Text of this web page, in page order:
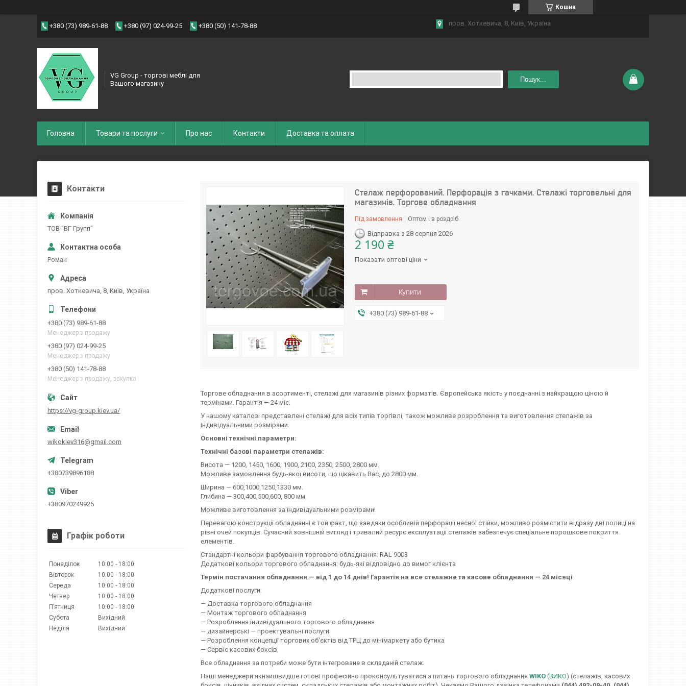
Кошик
+380 (73) 989-61-88 +380 (97) 024-99-25 +380 (50) 141-78-88 пров. Хоткевича, 8, Київ, Україна
VG Group - торгові меблі для
Вашого магазину
Пошук...
Головна Товари та послуги Про нас Контакти Доставка та оплата
Стелаж перфорований. Перфорація з гачками. Стелажі торговельні для
магазинів. Торгове обладнання
Під замовлення Оптом і в роздріб
Відправка з 28 серпня 2026
2 190 ₴
Показати оптові ціни
Купити
+380 (73) 989-61-88
Торгове обладнання в асортименті, стелажі для магазинів різних форматів. Європейська якість у поєднанні з найкращою ціною й
термінами. Гарантія — 24 міс.
У нашому каталозі представлені стелажі для всіх типів торгівлі, також можливе розроблення та виготовлення стелажів за
індивідуальними розмірами.
Основні технічні параметри:
Технічні базові параметри стелажів:
Висота — 1200, 1450, 1600, 1900, 2100, 2350, 2500, 2800 мм.
Можливе замовлення будь-якої висоти, що цікавить Вас, до 2800 мм.
Ширина — 600,1000,1250,1330 мм.
Глибина — 300,400,500,600, 800 мм.
Можливе виготовлення за індивідуальними розмірами!
Перевагою конструкції обладнанні є той факт, що завдяки особливій перфорації несної стійки, можливо розмістити відразу дві полиці на
рівні очей покупців. Сучасний зовнішній вигляд і тривалий ресурс експлуатації стелажів забезпечує спеціальне порошкове покриття
елементів.
Стандартні кольори фарбування торгового обладнання: RAL 9003
Додаткові кольори торгового обладнання: будь-які відповідно до вимог клієнта
Термін постачання обладнання — від 1 до 14 днів! Гарантія на все стелажне та касове обладнання — 24 місяці
Додаткові послуги:
— Доставка торгового обладнання
— Монтаж торгового обладнання
— Розроблення індивідуального торгового обладнання
— дизайнерські — проектувальні послуги
— Розроблення концепції торгових об'єктів від ТРЦ до мінімаркету або бутика
— Сервіс касових боксів
Все обладнання за потреби може бути інтегроване в складаній стелаж.
Наші менеджери якнайшвидше готові професійно проконсультуватися з питань торгового обладнання WIKO (ВИКО) (стелажів, касових
Контакти
ТОВ "ВГ Групп"
Роман
пров. Хоткевича, 8, Київ, Україна
+380 (73) 989-61-88
Менеджер з продажу
+380 (97) 024-99-25
Менеджер з продажу
+380 (50) 141-78-88
Менеджер з продажу, закупка
https://vg-group.kiev.ua/
wikokiev316@gmail.com
+380739896188
+380970249925
Графік роботи
Понеділок 10:00
18:00
Вівторок
10:00
18:00
Середа
10:00
18:00
Четвер
10:00
18:00
Пʼятниця
10:00
18:00
Субота
Вихідний
Неділя
Вихідний